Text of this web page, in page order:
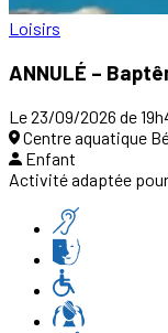
Loisirs
ANNULÉ –
Le 23/09/2026 de
Centre aquatique
Enfant
Activité adaptée